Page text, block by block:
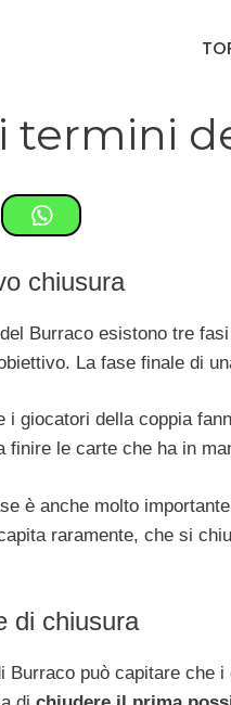
termini
chiusura
Burraco esistono tre
La fase finale di
i giocatori della coppia
le carte che ha in
è anche molto importante
raramente, che si
di chiusura
Burraco può capitare che